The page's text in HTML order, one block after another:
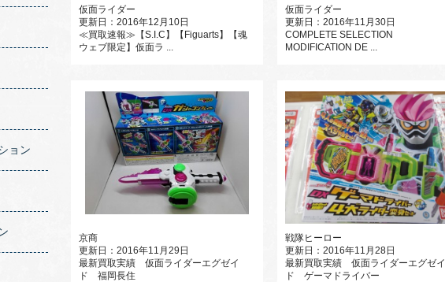
仮面ライダー
更新日：2016年12月10日
≪買取速報≫【S.I.C】【Figuarts】【魂
ウェブ限定】仮面ラ ...
仮面ライダー
更新日：2016年11月30日
COMPLETE SELECTION
MODIFICATION DE ...
京商
更新日：2016年11月29日
最新買取実績 仮面ライダーエグゼイ
ド 福岡長住
戦隊ヒーロー
更新日：2016年11月28日
最新買取実績 仮面ライダーエグゼイ
ド ゲーマドライバー
ョン